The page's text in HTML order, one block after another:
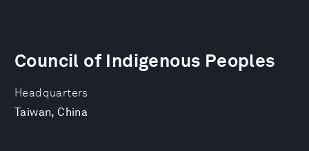
Headquarters
Taiwan, China
Council of Indigenous Peoples